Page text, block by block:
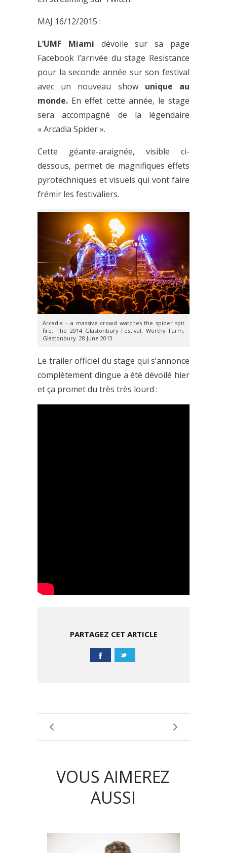
MAJ 16/12/2015 :
L’UMF Miami dévoile sur sa page
Facebook l’arrivée du stage Resistance
pour la seconde année sur son festival
avec un nouveau show unique au
monde. En effet cette année, le stage
sera accompagné de la légendaire
« Arcadia Spider ».
Cette géante-araignée, visible ci-
dessous, permet de magnifiques effets
pyrotechniques et visuels qui vont faire
frémir les festivaliers.
Arcadia – a massive crowd watches the spider spit
fire. The 2014 Glastonbury Festival, Worthy Farm,
Glastonbury. 28 June 2013.
Le trailer officiel du stage qui s’annonce
complètement dingue a été dévoilé hier
et ça promet du très très lourd :
PARTAGEZ CET ARTICLE
VOUS AIMEREZ
AUSSI